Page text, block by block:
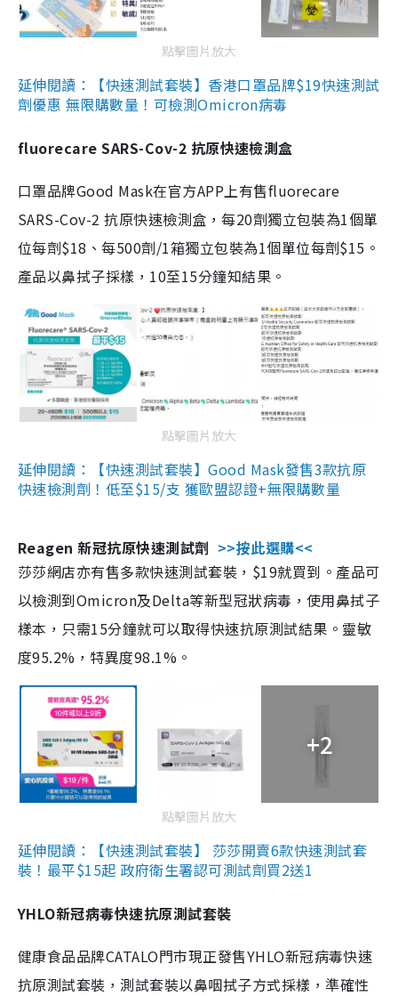
點擊圖片放大
延伸閱讀：【快速測試套裝】香港口罩品牌$19快速測試
劑優惠 無限購數量！可檢測Omicron病毒
fluorecare SARS-Cov-2 抗原快速檢測盒
口罩品牌Good Mask在官方APP上有售fluorecare
SARS-Cov-2 抗原快速檢測盒，每20劑獨立包裝為1個單
位每劑$18、每500劑/1箱獨立包裝為1個單位每劑$15。
產品以鼻拭子採樣，10至15分鐘知結果。
點擊圖片放大
延伸閱讀：【快速測試套裝】Good Mask發售3款抗原
快速檢測劑！低至$15/支 獲歐盟認證+無限購數量
Reagen 新冠抗原快速測試劑 >>按此選購<<
莎莎網店亦有售多款快速測試套裝，$19就買到。產品可
以檢測到Omicron及Delta等新型冠狀病毒，使用鼻拭子
樣本，只需15分鐘就可以取得快速抗原測試結果。靈敏
度95.2%，特異度98.1%。
+2
點擊圖片放大
延伸閱讀：【快速測試套裝】 莎莎開賣6款快速測試套
裝！最平$15起 政府衛生署認可測試劑買2送1
YHLO新冠病毒快速抗原測試套裝
健康食品品牌CATALO門市現正發售YHLO新冠病毒快速
抗原測試套裝，測試套裝以鼻咽拭子方式採樣，準確性